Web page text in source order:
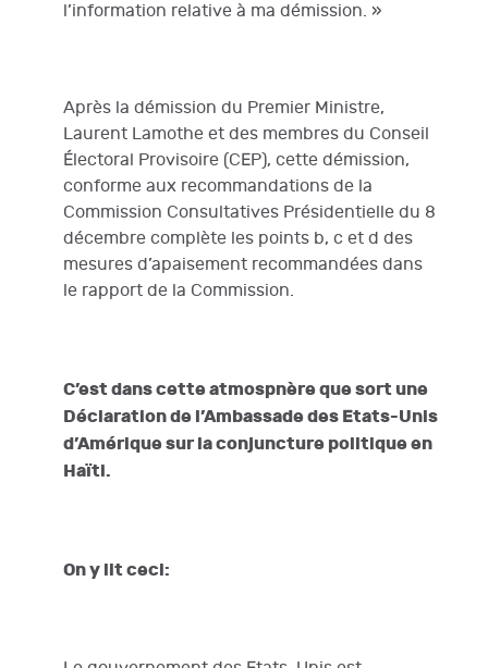
l’information relative à ma démission. »
Après la démission du Premier Ministre,
Laurent Lamothe et des membres du Conseil
Électoral Provisoire (CEP), cette démission,
conforme aux recommandations de la
Commission Consultatives Présidentielle du 8
décembre complète les points b, c et d des
mesures d’apaisement recommandées dans
le rapport de la Commission.
C’est dans cette atmospnère que sort une
Déclaration de l’Ambassade des Etats-Unis
d’Amérique sur la conjuncture politique en
Haïti.
On y lit ceci: